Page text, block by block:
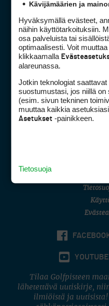
Golfpiste
DSA
(digi)
YOUTUBE
Tilaa Golfpisteen
lähetettävä uutiskirje,
ilmiöistä ja
Kävijämäärien ja
Hyväksymällä evästeet,
näihin käyttötarkoituksiin.
osa palveluista tai
optimaalisesti. Voit
klikkaamalla
alareunassa.
Jotkin teknologiat
suostumustasi, jos niillä on
(esim. sivun tekninen
muuttaa kaikkia
Asetukset -painikkeen.
Tietosuoja